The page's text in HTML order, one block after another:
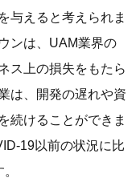
与えると考えられま
ンは、UAM業界の
ス上の損失をもたら
は、開発の遅れや資
続けることができま
19以前の状況に比